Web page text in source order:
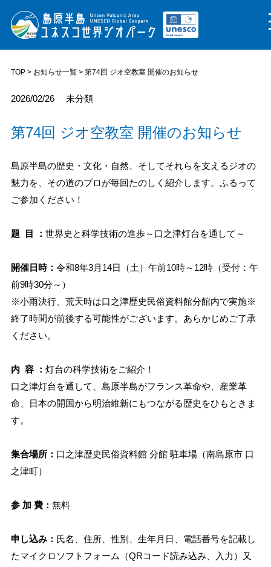
TOP> お知らせ一覧> 第74回 ジオ空教室 開催のお知らせ
2026/02/26 未分類
第74回 ジオ空教室 開催のお知らせ
島原半島の歴史・文化・自然、そしてそれらを支えるジオの
魅力を、その道のプロが毎回たのしく紹介します。ふるって
ご参加ください！
題 目 ： 世界史と科学技術の進歩～口之津灯台を通して～
開催日時： 令和8年3月14日（土）午前10時～12時（受付：午
前9時30分～）
※小雨決行、荒天時は口之津歴史民俗資料館分館内で実施※
終了時間が前後する可能性がございます。あらかじめご了承
ください。
内 容 ： 灯台の科学技術をご紹介！
口之津灯台を通して、島原半島がフランス革命や、産業革
命、日本の開国から明治維新にもつながる歴史をひもときま
す。
集合場所： 口之津歴史民俗資料館 分館 駐車場（南島原市 口
之津町）
参 加 費： 無料
申し込み： 氏名、住所、性別、生年月日、電話番号を記載し
たマイクロソフトフォーム（QRコード読み込み、入力）又